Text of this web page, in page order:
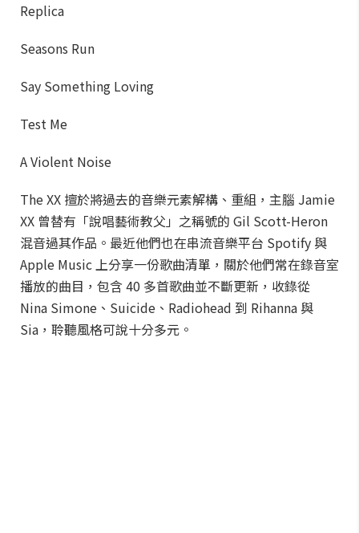
Replica
Seasons Run
Say Something Loving
Test Me
A Violent Noise
The XX 擅於將過去的音樂元素解構、重組，主腦 Jamie
XX 曾替有「說唱藝術教父」之稱號的 Gil Scott-Heron
混音過其作品。最近他們也在串流音樂平台 Spotify 與
Apple Music 上分享一份歌曲清單，關於他們常在錄音室
播放的曲目，包含 40 多首歌曲並不斷更新，收錄從
Nina Simone、Suicide、Radiohead 到 Rihanna 與
Sia，聆聽風格可說十分多元。